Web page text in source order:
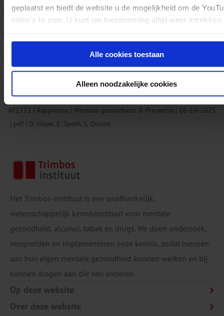
geplaatst en biedt de website u de mogelijkheid om de
video's te zien. U kunt uw toestemming altijd weer intrekken.
Alle cookies toestaan
Alleen noodzakelijke cookies
Take it personal! Casestudie #4
Take it personal! Casestudie #5
Take it personal! Casestudie #6
Download: Take it Personal
AF1771 Rapporten Mentale gezondheid & Preventie
06-10-2025
pdf
D. Visser, E. Speth, S. Onrust
Het Trimbos-instituut is een onafhankelijk,
wetenschappelijk kennisinstituut voor mentale
gezondheid, alcohol, tabak en drugs. We doen onderzoek,
verspreiden en implementeren onze kennis, zodat mensen
aan hun eigen mentale gezondheid kunnen werken en bij
kunnen dragen aan die van anderen.
Op deze website
Over deze website